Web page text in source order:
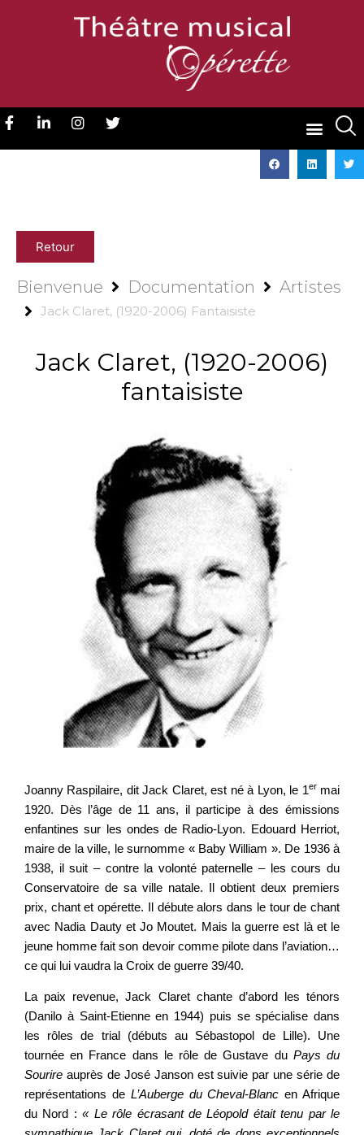
Retour
Bienvenue Documentation Artistes
Jack Claret, (1920-2006) Fantaisiste
Jack Claret, (1920-2006)
fantaisiste
Joanny Raspilaire, dit Jack Claret, est né à Lyon, le 1ermai
1920. Dès l’âge de 11 ans, il participe à des émissions
enfantines sur les ondes de Radio-Lyon. Edouard Herriot,
maire de la ville, le surnomme « Baby William ». De 1936 à
1938, il suit – contre la volonté paternelle – les cours du
Conservatoire de sa ville natale. Il obtient deux premiers
prix, chant et opérette. Il débute alors dans le tour de chant
avec Nadia Dauty et Jo Moutet. Mais la guerre est là et le
jeune homme fait son devoir comme pilote dans l’aviation…
ce qui lui vaudra la Croix de guerre 39/40.
La paix revenue, Jack Claret chante d’abord les ténors
(Danilo à Saint-Etienne en 1944) puis se spécialise dans
les rôles de trial (débuts au Sébastopol de Lille). Une
tournée en France dans le rôle de Gustave du Pays du
Sourire auprès de José Janson est suivie par une série de
représentations de L’Auberge du Cheval-Blancen Afrique
du Nord :« Le rôle écrasant de Léopold était tenu par le